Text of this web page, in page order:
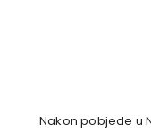
Nakon pobjede u